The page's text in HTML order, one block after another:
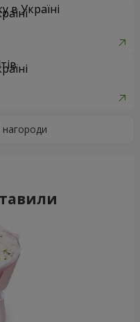
в Україні